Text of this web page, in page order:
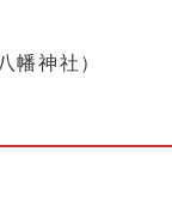
八幡神社）